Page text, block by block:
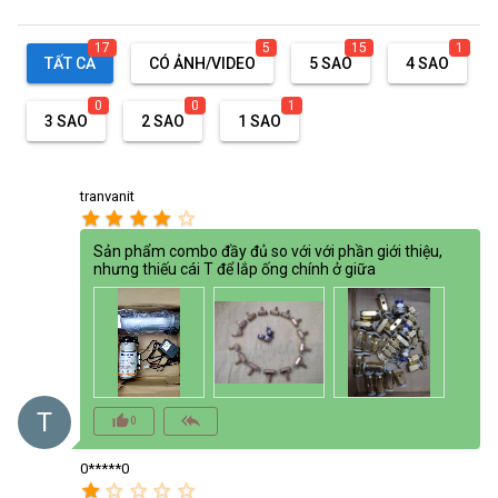
TẤT CẢ
17
CÓ ẢNH/VIDEO
5
5 SAO
15
4 SAO
1
3 SAO
0
2 SAO
0
1 SAO
1
T
tranvanit
star star star star star_border
Sản phẩm combo đầy đủ so với với phần giới thiệu,
nhưng thiếu cái T để lắp ống chính ở giữa
thumb_up_alt0 reply_all
0*****0
star star_border star_border star_border star_border